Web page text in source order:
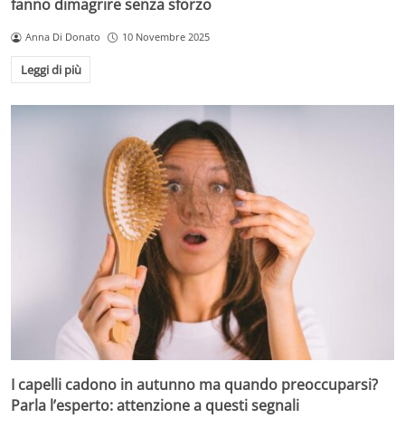
fanno dimagrire senza sforzo
Anna Di Donato 10 Novembre 2025
Leggi di più
I capelli cadono in autunno ma quando preoccuparsi?
Parla l’esperto: attenzione a questi segnali